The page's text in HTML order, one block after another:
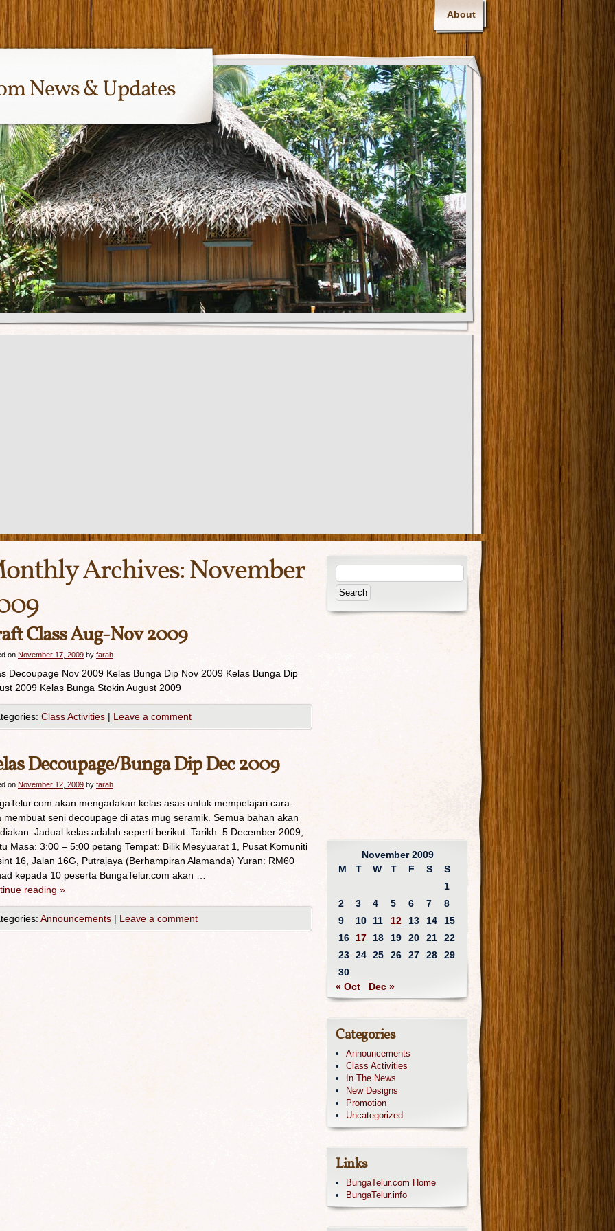
About
News & Updates
Archives:November
Class Aug-Nov 2009
on November 17, 2009 by farah
Decoupage Nov 2009 Kelas Bunga Dip Nov 2009 Kelas Bunga Dip
2009 Kelas Bunga Stokin August 2009
Class Activities | Leave a comment
Decoupage/Bunga Dip Dec 2009
on November 12, 2009 by farah
akan mengadakan kelas asas untuk mempelajari cara-
membuat seni decoupage di atas mug seramik. Semua bahan akan
Jadual kelas adalah seperti berikut: Tarikh: 5 December 2009,
Masa: 3:00 – 5:00 petang Tempat: Bilik Mesyuarat 1, Pusat Komuniti
16, Jalan 16G, Putrajaya (Berhampiran Alamanda) Yuran: RM60
kepada 10 peserta BungaTelur.com akan …
reading »
Announcements | Leave a comment
November 2009
M
T W T F S
S
1
2
3 4 5 6 7
8
9
10 11 12 13 14
15
16
17 18 19 20 21
22
23 24 25 26 27 28
29
30
« Oct
Dec »
Categories
Announcements
Class Activities
In The News
New Designs
Promotion
Uncategorized
Links
BungaTelur.com Home
BungaTelur.info